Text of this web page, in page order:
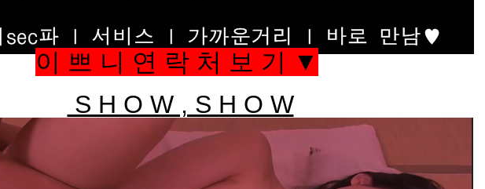
이 쁘 니 연 락 처 보 기 ▼
S H O W , S H O W